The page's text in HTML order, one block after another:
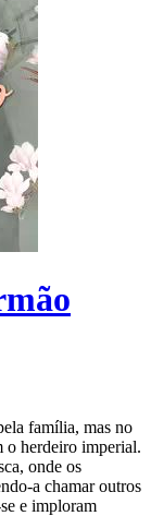
família, mas no
o herdeiro imperial.
onde os
a chamar outros
e imploram